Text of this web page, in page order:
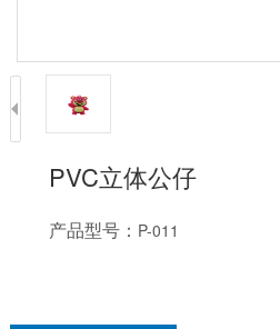
PVC立体公仔
产品型号： P-011